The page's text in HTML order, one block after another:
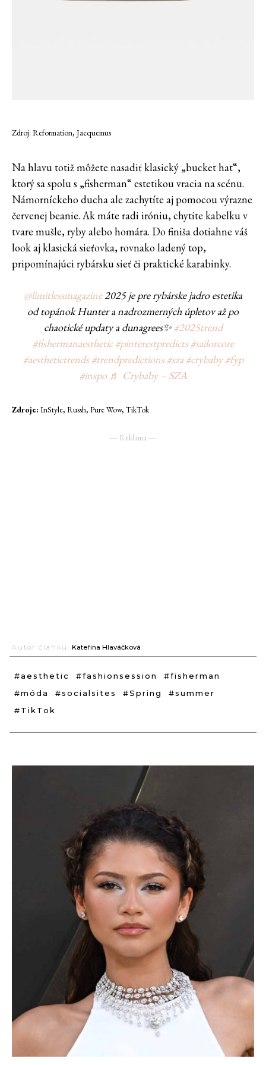
Zdroj: Reformation, Jacquemus
Na hlavu totiž môžete nasadiť klasický „bucket hat“,
ktorý sa spolu s „fisherman“ estetikou vracia na scénu.
Námorníckeho ducha ale zachytíte aj pomocou výrazne
červenej beanie. Ak máte radi iróniu, chytite kabelku v
tvare mušle, ryby alebo homára. Do finiša dotiahne váš
look aj klasická sieťovka, rovnako ladený top,
pripomínajúci rybársku sieť či praktické karabinky.
@limitlessmagazine2025 je pre rybárske jadro estetika
od topánok Hunter a nadrozmerných úpletov až po
chaotické updaty a dunagrees✨#2025trend
#fishermanaesthetic #pinterestpredicts #sailorcore
#aesthetictrends #trendpredictions #sza #crybaby #fyp
#inspo ♬ Crybaby – SZA
Zdroje: InStyle, Russh, Pure Wow, TikTok
― Reklama ―
Autor článku: Kateřina Hlaváčková
#aesthetic #fashionsession
#fisherman
#móda
#socialsites #Spring
#summer
#TikTok